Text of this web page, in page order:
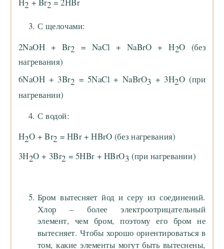
2 2
С щелочами:
2NaOH + Br2 = NaCl + NaBrO + H2O (без
нагревания)
6NaOH + 3Br2 = 5NaCl + NaBrO3 + 3H2O (при
нагревании)
С водой:
H2O + Br2 = HBr + HBrO (без нагревания)
3H2O + 3Br2 = 5HBr + HBrO3 (при нагревании)
Бром вытесняет йод и серу из соединений.
Хлор – более электроотрицательный
элемент, чем бром, поэтому его бром не
вытесняет. Чтобы хорошо ориентироваться в
том, какие элементы могут быть вытеснены,